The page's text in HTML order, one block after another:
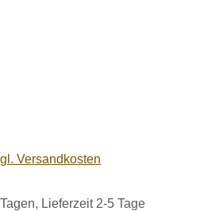
Versandkosten
Lieferzeit 2-5 Tage